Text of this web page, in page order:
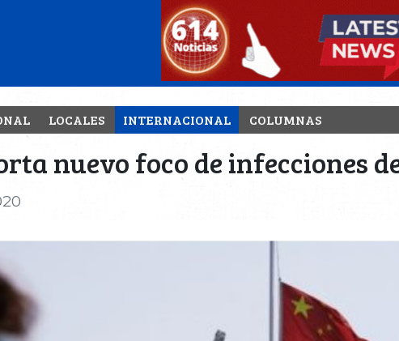
LOCALES INTERNACIONAL COLUMNAS
nuevo foco de infecciones